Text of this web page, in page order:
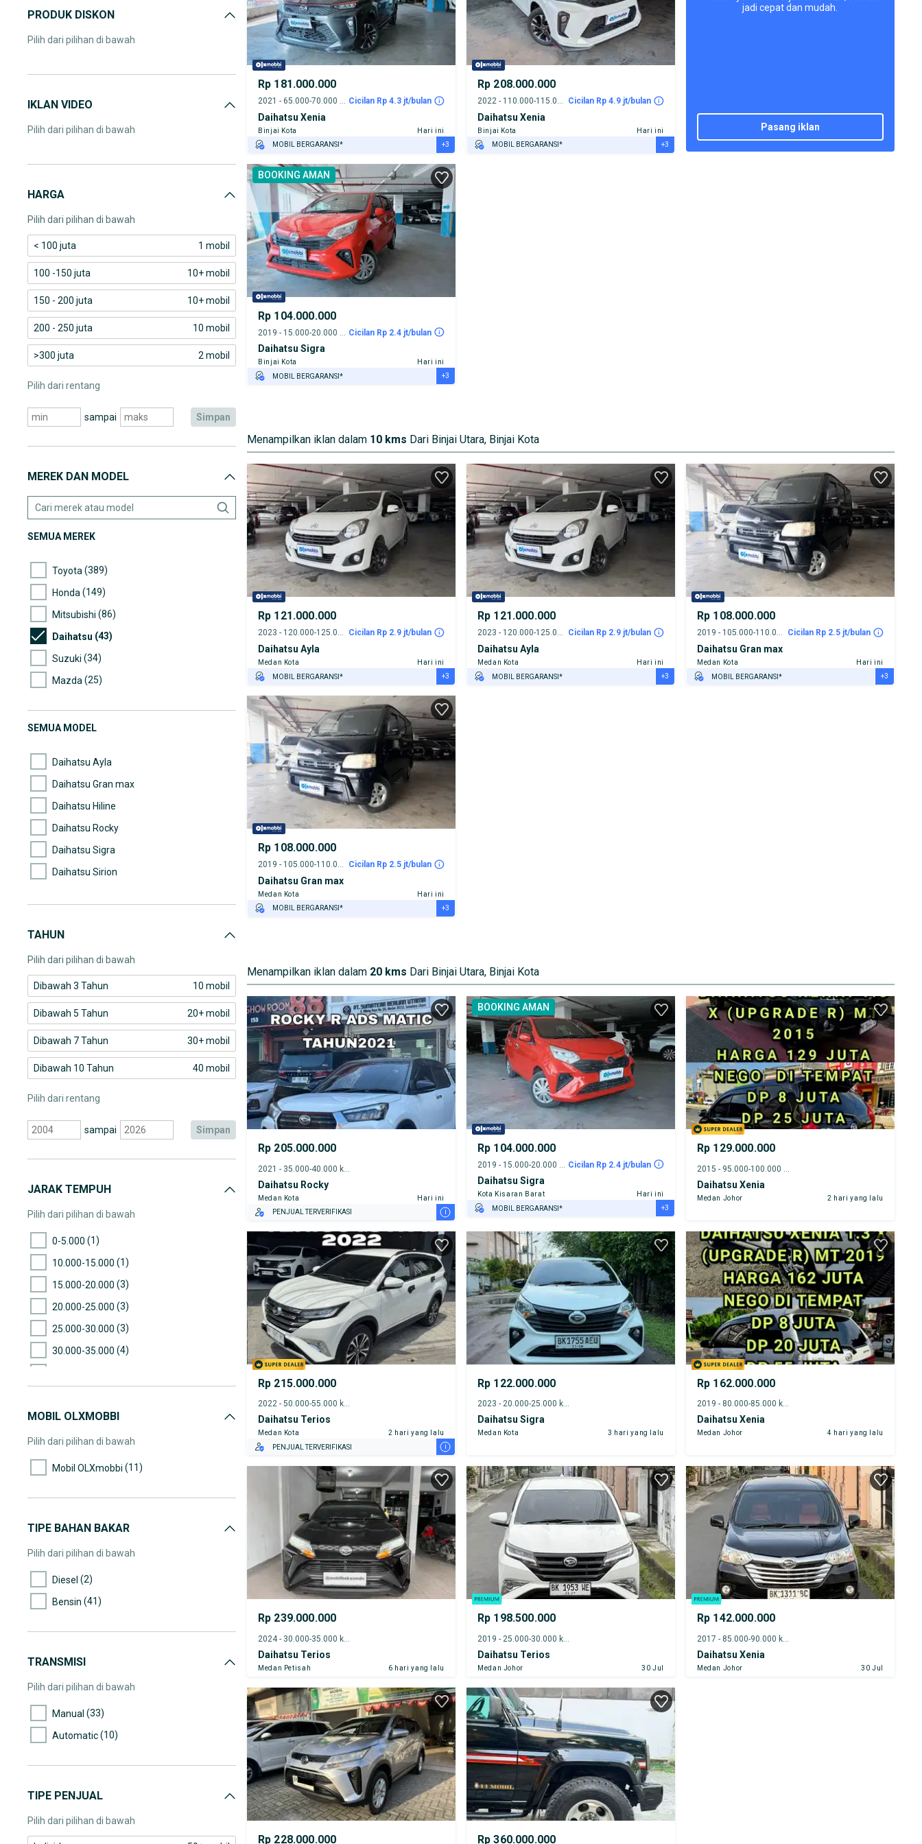
PRODUK DISKON
Pilih dari pilihan di bawah
IKLAN VIDEO
Pilih dari pilihan di bawah
HARGA
Pilih dari pilihan di bawah
< 100 juta 1 mobil
100 -150 juta 10+ mobil
150 - 200 juta 10+ mobil
200 - 250 juta 10 mobil
>300 juta 2 mobil
Pilih dari rentang
sampai simpan
MEREK DAN MODEL
SEMUA MEREK
Toyota (389)
Honda (149)
Mitsubishi (86)
Daihatsu (43)
Suzuki (34)
Mazda (25)
Hyundai(18)
SEMUA MODEL
Daihatsu Ayla
Daihatsu Gran max
Daihatsu Hiline
Daihatsu Rocky
Daihatsu Sigra
Daihatsu Sirion
Daihatsu Xenia
TAHUN
Pilih dari pilihan di bawah
Dibawah 3 Tahun 10 mobil
Dibawah 5 Tahun 20+ mobil
Dibawah 7 Tahun 30+ mobil
Dibawah 10 Tahun 40 mobil
Pilih dari rentang
sampai simpan
JARAK TEMPUH
Pilih dari pilihan di bawah
0-5.000 (1)
10.000-15.000 (1)
15.000-20.000 (3)
20.000-25.000 (3)
25.000-30.000 (3)
30.000-35.000 (4)
50.000-55.000
55.000-60.000(2)
85.000-90.000(4)
95.000-100.000 (1)
(2)
130.000-135.000
MOBIL OLXMOBBI
Pilih dari pilihan di bawah
Mobil OLXmobbi (11)
TIPE BAHAN BAKAR
Pilih dari pilihan di bawah
Diesel (2)
Bensin (41)
TRANSMISI
Pilih dari pilihan di bawah
Manual (33)
Automatic(10)
TIPE PENJUAL
Pilih dari pilihan di bawah
Rp 181.000.000
2021 - 65.000-70.000 km Cicilan Rp 4.3 jt/bulan
Daihatsu Xenia
Binjai Kota
Hari ini
MOBIL BERGARANSI*
TEST DRIVE DARI RUMAH
GRATIS BIAYA JASA PERAWATAN*
+3
Rp 208.000.000
2022 - 110.000-115.000 km Cicilan Rp 4.9 jt/bulan
Daihatsu Xenia
Binjai Kota
Hari ini
MOBIL BERGARANSI*
+3
jadi cepat dan mudah.
pasang iklan
BOOKING AMAN
Rp 104.000.000
Cicilan Rp 2.4 jt/bulan
Daihatsu Sigra
Binjai Kota
Hari ini
MOBIL BERGARANSI*
+3
Menampilkan iklan dalam 10 kms Dari Binjai Utara, Binjai Kota
Rp 121.000.000
2023 - 120.000-125.000 km Cicilan Rp 2.9 jt/bulan
Daihatsu Ayla
Medan Kota
Hari ini
MOBIL BERGARANSI*
TEST DRIVE DARI RUMAH
GRATIS BIAYA JASA PERAWATAN*
+3
Rp 121.000.000
2023 - 120.000-125.000 km Cicilan Rp 2.9 jt/bulan
Daihatsu Ayla
Medan Kota
Hari ini
MOBIL BERGARANSI*
+3
Rp 108.000.000
2019 - 105.000-110.000 km Cicilan Rp 2.5 jt/bulan
Daihatsu Gran max
Medan Kota
Hari ini
MOBIL BERGARANSI*
+3
Rp 108.000.000
2019 - 105.000-110.000 km Cicilan Rp 2.5 jt/bulan
Daihatsu Gran max
Medan Kota
Hari ini
MOBIL BERGARANSI*
+3
Menampilkan iklan dalam 20 kms Dari Binjai Utara, Binjai Kota
Rp 205.000.000
Daihatsu Rocky
Medan Kota
Hari ini
PENJUAL TERVERIFIKASI
i
BOOKING AMAN
Rp 104.000.000
Cicilan Rp 2.4 jt/bulan
Daihatsu Sigra
Kota Kisaran Barat
Hari ini
MOBIL BERGARANSI*
TEST DRIVE DARI RUMAH
GRATIS BIAYA JASA PERAWATAN*
+3
Rp 129.000.000
Daihatsu Xenia
Medan Johor 2 hari yang lalu
Rp 215.000.000
2022 - 50.000-55.000 km
Daihatsu Terios
Medan Kota
2 hari yang lalu
PENJUAL TERVERIFIKASI
i
Rp 122.000.000
2023 - 20.000-25.000 km
Daihatsu Sigra
Medan Kota 3 hari yang lalu
Rp 162.000.000
2019 - 80.000-85.000 km
Daihatsu Xenia
Medan Johor 4 hari yang lalu
Rp 239.000.000
2024 - 30.000-35.000 km
Daihatsu Terios
Medan Petisah 6 hari yang lalu
Rp 198.500.000
2019 - 25.000-30.000 km
Daihatsu Terios
Medan Johor 30 Jul
Rp 142.000.000
2017 - 85.000-90.000 km
Daihatsu Xenia
Medan Johor 30 Jul
Rp 228.000.000 Rp 360.000.000